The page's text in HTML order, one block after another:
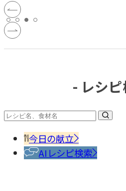
- レシ
今日の献立
AIレシピ検索